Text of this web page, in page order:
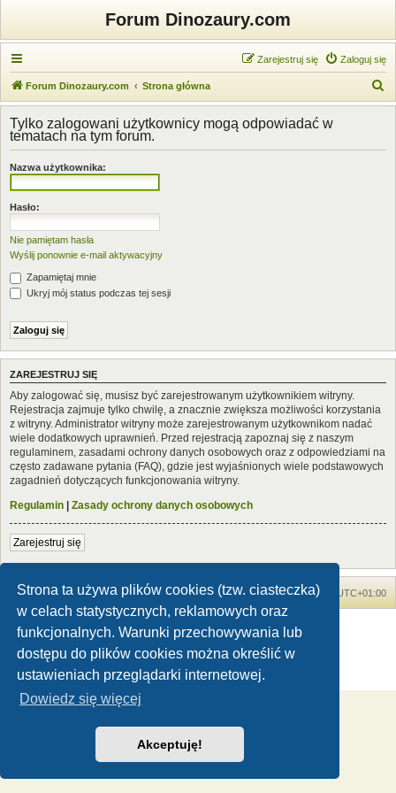
Strona ta używa plików cookies (tzw. ciasteczka)
w celach statystycznych, reklamowych oraz
funkcjonalnych. Warunki przechowywania lub
dostępu do plików cookies można określić w
ustawieniach przeglądarki internetowej.
Dowiedz się więcej
Akceptuję!
Forum Dinozaury.com
Zaloguj się
Zarejestruj się
Forum Dinozaury.com Strona główna
z
k
Tylko zalogowani użytkownicy mogą odpowiadać w
tematach na tym forum.
Nazwa użytkownika:
Hasło:
Nie pamiętam hasła
Wyślij ponownie e-mail aktywacyjny
Zapamiętaj mnie
Ukryj mój status podczas tej sesji
ZAREJESTRUJ SIĘ
Aby zalogować się, musisz być zarejestrowanym użytkownikiem witryny.
Rejestracja zajmuje tylko chwilę, a znacznie zwiększa możliwości korzystania
z witryny. Administrator witryny może zarejestrowanym użytkownikom nadać
wiele dodatkowych uprawnień. Przed rejestracją zapoznaj się z naszym
regulaminem, zasadami ochrony danych osobowych oraz z odpowiedziami na
często zadawane pytania (FAQ), gdzie jest wyjaśnionych wiele podstawowych
zagadnień dotyczących funkcjonowania witryny.
Regulamin | Zasady ochrony danych osobowych
Zarejestruj się
Forum Dinozaury.com Strona główna Strefa czasowa UTC+01:00
Dinozaury.com
© 2006-2020
Technologię dostarcza
phpBB
® Forum Software © phpBB Limited
Polski pakiet językowy dostarczaphpBB.pl
Zasady ochrony danych osobowych|Regulamin